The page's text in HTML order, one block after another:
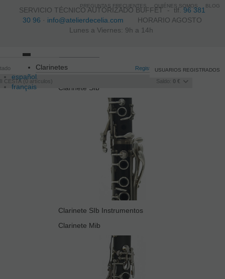
SERVICIO TÉCNICO AUTORIZADO BUFFET -tlf.96 381
30 96 · info@atelierdecelia.com HORARIO AGOSTO
Lunes a Viernes: 9h a 14h
español
français
Registro /Iniciar sesión
CESTA 0 artículos Saldo: 0 €
USUARIOS REGISTRADOS
navigation
Clarinetes
Clarinete SIb
Clarinete SIb Instrumentos
Clarinete Mib
PREGUNTAS FRECUENTES QUIÉNES SOMOS BLOG